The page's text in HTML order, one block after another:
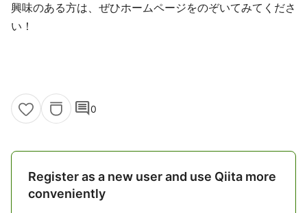
興味のある方は、ぜひホームページをのぞいてみてくださ
い！
comment0
Register as a new user and use Qiita more
conveniently